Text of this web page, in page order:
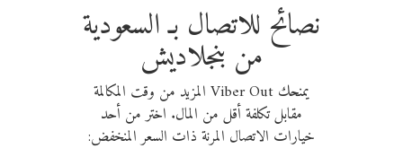
نصائح للاتصال بـ السعودية
من بنجلاديش
يمنحك Viber Out المزيد من وقت المكالمة
مقابل تكلفة أقل من المال. اختر من أحد
خيارات الاتصال المرنة ذات السعر المنخفض: